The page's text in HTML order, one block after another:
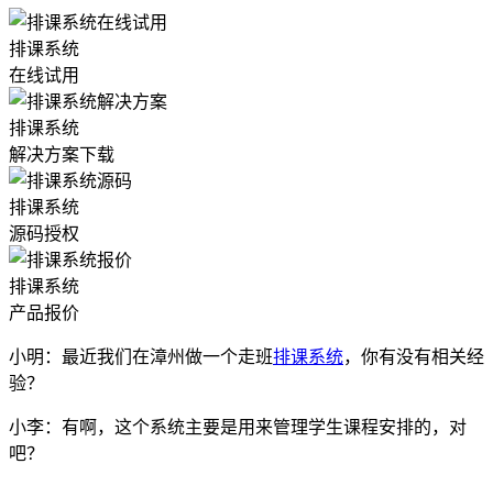
排课系统
在线试用
排课系统
解决方案下载
排课系统
源码授权
排课系统
产品报价
小明：最近我们在漳州做一个走班排课系统，你有没有相关经
验？
小李：有啊，这个系统主要是用来管理学生课程安排的，对
吧？